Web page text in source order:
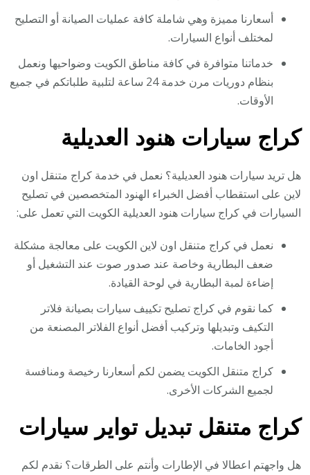
أسعارنا مميزة وهي شاملة كافة عمليات الصيانة أو التصليح
لمختلف أنواع السيارات.
خدماتنا متوافرة في كافة مناطق الكويت وضواحيها ونعمل
بنظام دوريات مرن خدمة 24 ساعة لتلبية طلباتكم في جميع
الأوقات.
كراج سيارات هنود العديلية
هل تريد سيارات هنود العديلية؟ نعمل في خدمة كراج متنقل اون
لاين على استقطاب أفضل الخبراء الهنود المتخصصين في تصليح
السيارات في كراج سيارات هنود العديلية الكويت التي تعمل على:
نعمل في كراج متنقل اون لاين الكويت على معالجة مشكلة
ضعف البطارية وخاصة عند صدور صوت عند التشغيل أو
إضاءة لمبة البطارية في لوحة القيادة.
كما نقوم في كراج تصليح تكييف سيارات بصيانة فلاتر
التكيف وتبديلها وتركيب أفضل أنواع الفلاتر المصنعة من
أجود الخامات.
كراج متنقل الكويت يضمن لكم أسعارنا رخيصة ومنافسة
لجميع الشركات الأخرى.
كراج متنقل تبديل تواير سيارات
هل واجهتم اعطالا في الإطارات وأنتم على الطرقات؟ نقدم لكم